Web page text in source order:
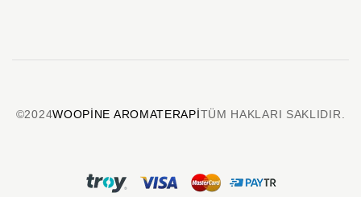
©2024WOOPINE AROMATERAPITÜM HAKLARI SAKLIDIR.